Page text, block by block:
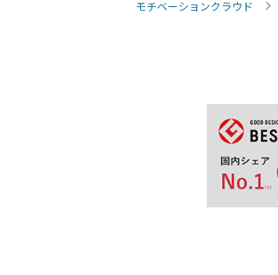
モチベーションクラウド